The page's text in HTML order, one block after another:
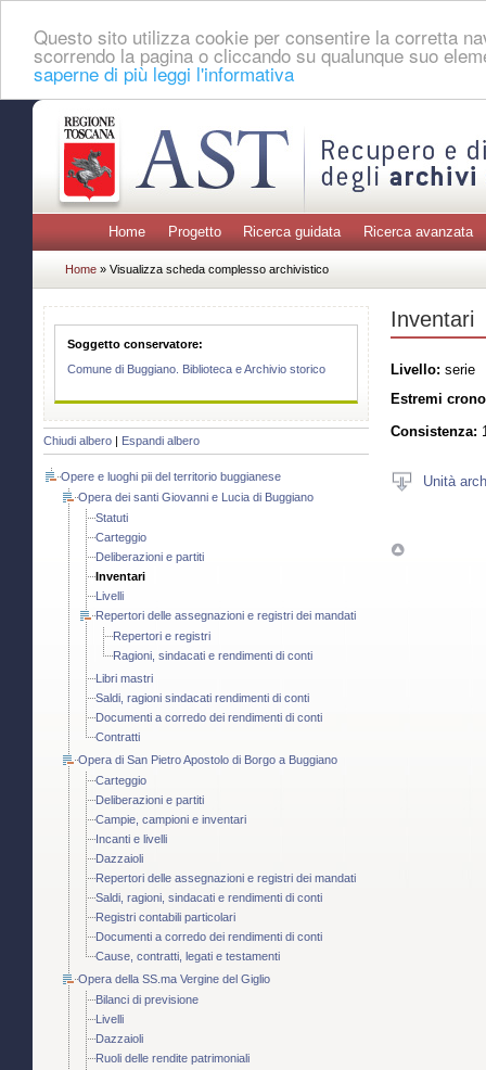
Questo sito utilizza cookie per consentire la corretta
scorrendo la pagina o cliccando su qualunque suo
saperne di più leggi l'informativa
Home Progetto Ricerca guidata Ricerca avanzata
Home » Visualizza scheda complesso archivistico
Soggetto conservatore:
Comune di Buggiano. Biblioteca e Archivio storico
Chiudi albero Espandi albero
Opere e luoghi pii del territorio buggianese
Opera dei santi Giovanni e Lucia di Buggiano
Statuti
Carteggio
Deliberazioni e partiti
Inventari
Livelli
Repertori delle assegnazioni e registri dei mandati
Repertori e registri
Ragioni, sindacati e rendimenti di conti
Libri mastri
Saldi, ragioni sindacati rendimenti di conti
Documenti a corredo dei rendimenti di conti
Contratti
Opera di San Pietro Apostolo di Borgo a Buggiano
Carteggio
Deliberazioni e partiti
Campie, campioni e inventari
Incanti e livelli
Dazzaioli
Repertori delle assegnazioni e registri dei mandati
Saldi, ragioni, sindacati e rendimenti di conti
Registri contabili particolari
Documenti a corredo dei rendimenti di conti
Cause, contratti, legati e testamenti
Opera della SS.ma Vergine del Giglio
Bilanci di previsione
Livelli
Dazzaioli
Ruoli delle rendite patrimoniali
Inventari
Livello: serie
Estremi
Consistenza:
Unità